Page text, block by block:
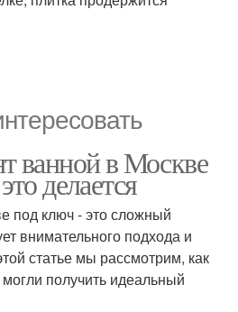
ванной в Москве
делается
под ключ - это сложный
внимательного подхода и
статье мы рассмотрим, как
получить идеальный